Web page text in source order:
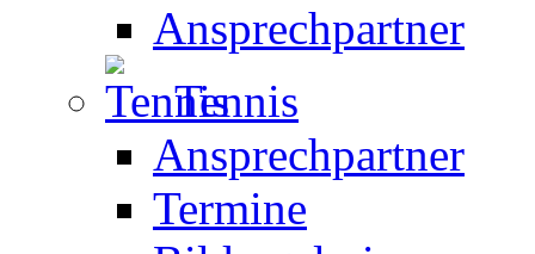
Ansprechpartner
Tennis
Ansprechpartner
Termine